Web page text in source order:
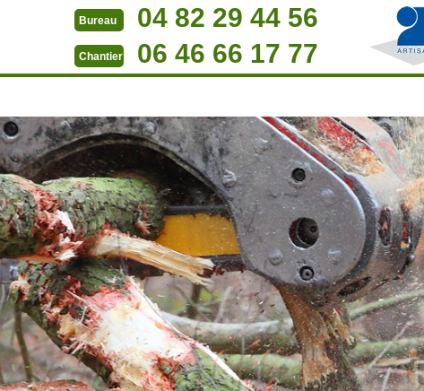
Bureau 04 82 29 44 56
Chantier 06 46 66 17 77